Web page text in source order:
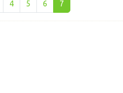
4 5 6 7